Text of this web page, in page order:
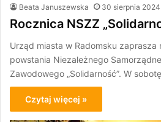
Beata Januszewska 30 sierpnia 2024
Rocznica NSZZ
Urząd miasta w Radomsku
powstania Niezależnego
Zawodowego „Solidarność”. W
Czytaj więcej »